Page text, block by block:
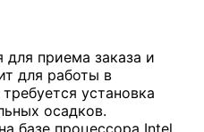
приема заказа и
для работы в
установка
осадков.
базе процессора Intel